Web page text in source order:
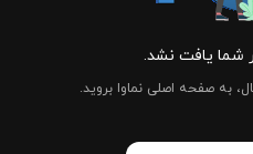
شما یافت نشد.
به صفحه اصلی نماوا بروید.